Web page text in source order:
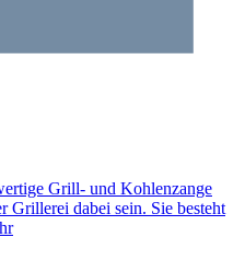
Grill- und Kohlenzange
Grillerei dabei sein. Sie besteht